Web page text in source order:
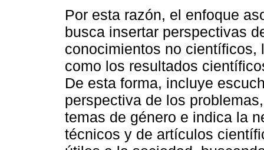
Por esta razón, el enfoque
busca insertar perspectivas
conocimientos no
como los resultados
De esta forma, incluye
perspectiva de los
temas de género e indica la
técnicos y de artículos